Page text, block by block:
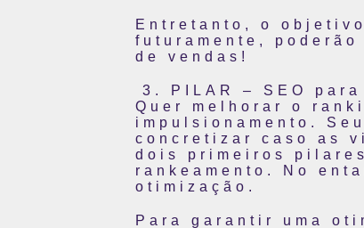
Entretanto, o
futuramente,
de vendas!
PILAR – SEO
Quer melhorar o
impulsionamento.
concretizar caso as
dois primeiros
rankeamento. No
otimização.
Para garantir uma